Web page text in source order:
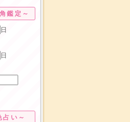
鑑定～
日
日
い～